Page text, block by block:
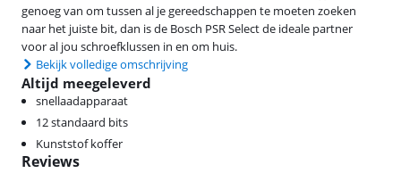
genoeg van om tussen al je gereedschappen te moeten zoeken
naar het juiste bit, dan is de Bosch PSR Select de ideale partner
voor al jou schroefklussen in en om huis.
Bekijk volledige omschrijving
Altijd meegeleverd
snellaadapparaat
12 standaard bits
Kunststof koffer
Reviews